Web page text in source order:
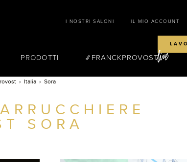
Italia Sora
SORA
I NOSTRI SALONI IL MIO ACCOUNT
PRODOTTI FRANCKPROVOST